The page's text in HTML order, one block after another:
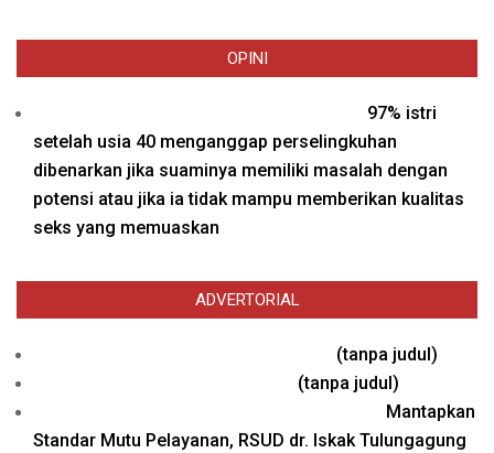
OPINI
97% istri
setelah usia 40 menganggap perselingkuhan
dibenarkan jika suaminya memiliki masalah dengan
potensi atau jika ia tidak mampu memberikan kualitas
seks yang memuaskan
ADVERTORIAL
(tanpa judul)
(tanpa judul)
26571
Mantapkan
Standar Mutu Pelayanan, RSUD dr. Iskak Tulungagung